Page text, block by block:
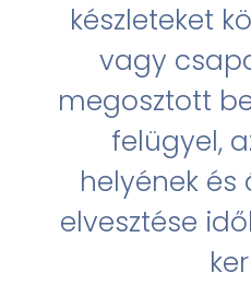
készleteket
vagy
megosztott
felügyel,
helyének
elvesztése